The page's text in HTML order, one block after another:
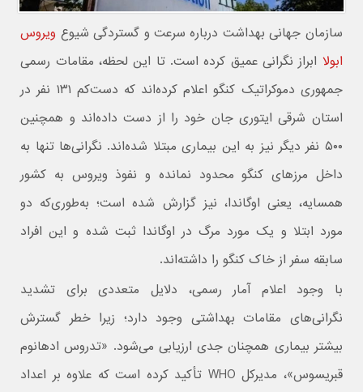
سازمان جهانی بهداشت درباره سرعت و گستردگی شیوع ویروس
ابولا ابراز نگرانی عمیق کرده است. تا این لحظه، مقامات رسمی
جمهوری دموکراتیک کنگو اعلام کرده‌اند که دست‌کم ۱۳۱ نفر در
استان شرقی ایتوری جان خود را از دست داده‌اند و همچنین
۵۰۰ نفر دیگر نیز به این بیماری مبتلا شده‌اند. نگرانی‌ها تنها به
داخل مرزهای کنگو محدود نمانده و نفوذ ویروس به کشور
همسایه، یعنی اوگاندا، نیز گزارش شده است؛ به‌طوری‌که دو
مورد ابتلا و یک مورد مرگ در اوگاندا ثبت شده و این افراد
سابقه سفر از خاک کنگو را داشته‌اند.
با وجود اعلام آمار رسمی، دلایل متعددی برای تشدید
نگرانی‌های مقامات بهداشتی وجود دارد؛ زیرا خطر گسترش
بیشتر بیماری همچنان جدی ارزیابی می‌شود. «تدروس ادهانوم
قبریسوس»، مدیرکل WHO تأکید کرده است که علاوه بر اعداد